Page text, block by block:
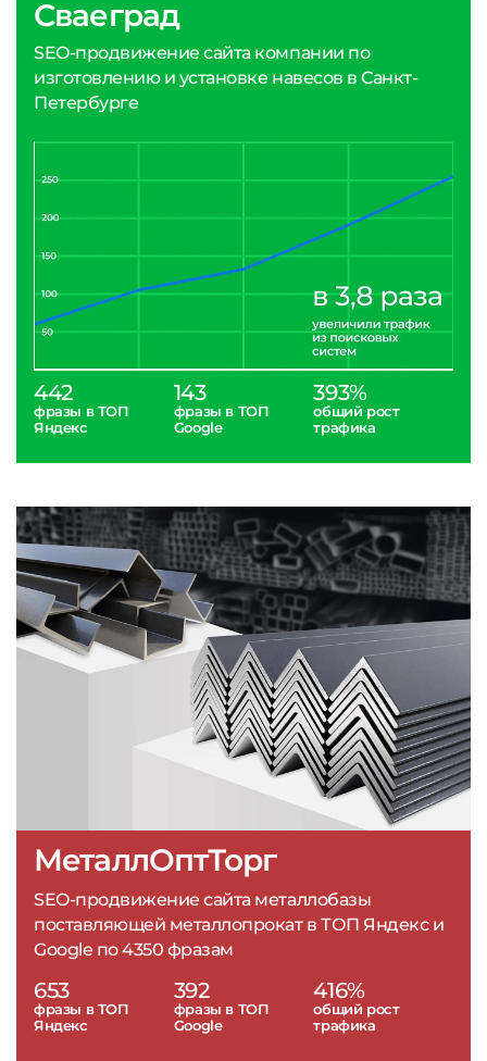
МеталлОптТорг
SEO-продвижение сайта металлобазы
поставляющей металлопрокат в ТОП Яндекс и
Google по 4350 фразам
653
фразы в ТОП
Яндекс
392
фразы в ТОП
Google
416%
общий рост
трафика
Сваеград
SEO-продвижение сайта компании по
изготовлению и установке навесов в Санкт-
Петербурге
442
фразы в ТОП
Яндекс
143
фразы в ТОП
Google
393%
общий рост
трафика